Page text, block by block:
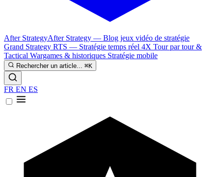
After StrategyAfter Strategy — Blog jeux vidéo de stratégie
Grand Strategy RTS — Stratégie temps réel 4X Tour par tour &
Tactical Wargames & historiques Stratégie mobile
Rechercher un article... ⌘K
FR EN ES